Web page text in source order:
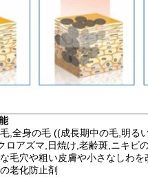
,全身の毛 ((成長期中の毛,明る
ロアズマ,日焼け,老齢斑,ニキビ
毛穴や粗い皮膚や小さなしわ
老化防止剤